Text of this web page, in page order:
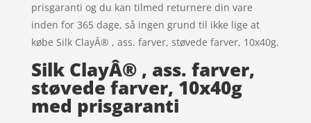
prisgaranti og du kan tilmed returnere din vare
inden for 365 dage, så ingen grund til ikke lige at
købe Silk ClayÂ® , ass. farver, støvede farver, 10x40g.
Silk ClayÂ® , ass. farver,
støvede farver, 10x40g
med prisgaranti